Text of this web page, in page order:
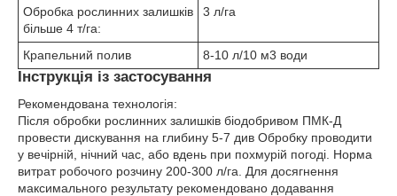
Обробка рослинних залишків
більше 4 т/га:
3 л/га
Крапельний полив 8-10 л/10 м3 води
Інструкція із застосування
Рекомендована технологія:
Після обробки рослинних залишків біодобривом ПМК-Д
провести дискування на глибину 5-7 див Обробку проводити
у вечірній, нічний час, або вдень при похмурій погоді. Норма
витрат робочого розчину 200-300 л/га. Для досягнення
максимального результату рекомендовано додавання